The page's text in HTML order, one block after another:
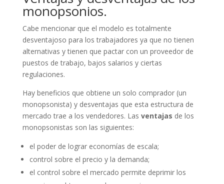
monopsonios.
Cabe mencionar que el modelo es totalmente
desventajoso para los trabajadores ya que no tienen
alternativas y tienen que pactar con un proveedor de
puestos de trabajo, bajos salarios y ciertas
regulaciones.
Hay beneficios que obtiene un solo comprador (un
monopsonista) y desventajas que esta estructura de
mercado trae a los vendedores. Las ventajas de los
monopsonistas son las siguientes:
el poder de lograr economías de escala;
control sobre el precio y la demanda;
el control sobre el mercado permite deprimir los